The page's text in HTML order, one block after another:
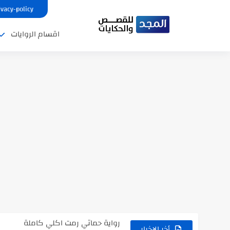
policy
اقسام الروايات